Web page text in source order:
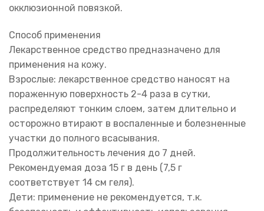
окклюзионной повязкой.
Способ применения
Лекарственное средство предназначено для
применения на кожу.
Взрослые: лекарственное средство наносят на
пораженную поверхность 2-4 раза в сутки,
распределяют тонким слоем, затем длительно и
осторожно втирают в воспаленные и болезненные
участки до полного всасывания.
Продолжительность лечения до 7 дней.
Рекомендуемая доза 15 г в день (7,5 г
соответствует 14 см геля).
Дети: применение не рекомендуется, т.к.